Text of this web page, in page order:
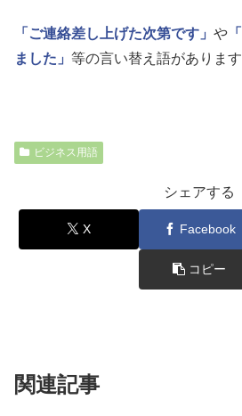
「ご連絡差し上げた次第です」 や
ました」 等の言い替え語があります
ビジネス用語
シェアする
X Facebook
コピー
関連記事